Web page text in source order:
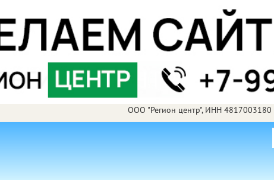
ООО "Регион центр", ИНН 4817003180